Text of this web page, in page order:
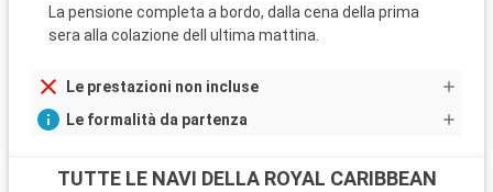
La pensione completa a bordo, dalla cena della prima
sera alla colazione dell ultima mattina.
Le prestazioni non incluse
Le formalità da partenza
TUTTE LE NAVI DELLA ROYAL CARIBBEAN